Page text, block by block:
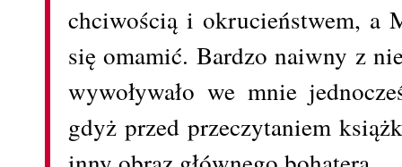
chciwością i okrucieństwem, a
się omamić. Bardzo naiwny z
wywoływało we mnie
gdyż przed przeczytaniem